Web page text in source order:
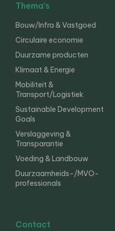
Thema’s
Bouw/Infra & Vastgoed
Circulaire economie
Duurzame producten
Klimaat & Energie
Mobiliteit &
Transport/Logistiek
Sustainable Development
Goals
Verslaggeving &
Transparantie
Voeding & Landbouw
Duurzaamheids-/MVO-
professionals
Contact